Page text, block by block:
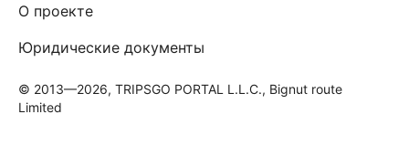
О проекте
Юридические документы
© 2013—2026, TRIPSGO PORTAL L.L.C., Bignut route
Limited